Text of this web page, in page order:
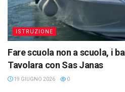
ISTRUZIONE
Fare scuola non a scuola, i
Tavolara con Sas Janas
19 GIUGNO 2026 0